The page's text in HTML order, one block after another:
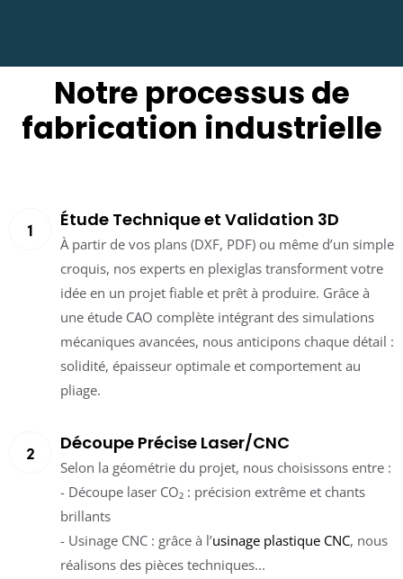
Notre processus de
fabrication industrielle
Étude Technique et Validation 3D
À partir de vos plans (DXF, PDF) ou même d’un simple
croquis, nos experts en plexiglas transforment votre
idée en un projet fiable et prêt à produire. Grâce à
une étude CAO complète intégrant des simulations
mécaniques avancées, nous anticipons chaque détail :
solidité, épaisseur optimale et comportement au
pliage.
Découpe Précise Laser/CNC
Selon la géométrie du projet, nous choisissons entre :
- Découpe laser CO₂ : précision extrême et chants
brillants
- Usinage CNC : grâce à l’usinage plastique CNC, nous
réalisons des pièces techniques...